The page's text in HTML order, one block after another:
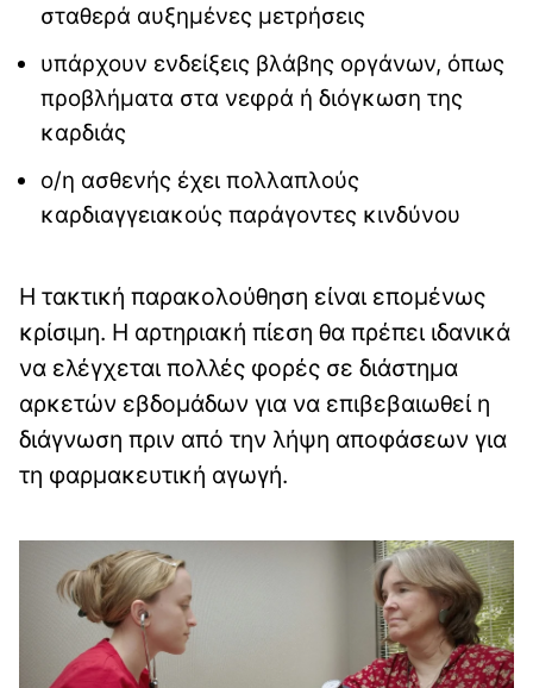
σταθερά αυξημένες μετρήσεις
υπάρχουν ενδείξεις βλάβης οργάνων, όπως
προβλήματα στα νεφρά ή διόγκωση της
καρδιάς
ο/η ασθενής έχει πολλαπλούς
καρδιαγγειακούς παράγοντες κινδύνου
Η τακτική παρακολούθηση είναι επομένως
κρίσιμη. Η αρτηριακή πίεση θα πρέπει ιδανικά
να ελέγχεται πολλές φορές σε διάστημα
αρκετών εβδομάδων για να επιβεβαιωθεί η
διάγνωση πριν από την λήψη αποφάσεων για
τη φαρμακευτική αγωγή.